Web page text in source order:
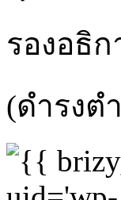
รองอธิ
(ดำรงต